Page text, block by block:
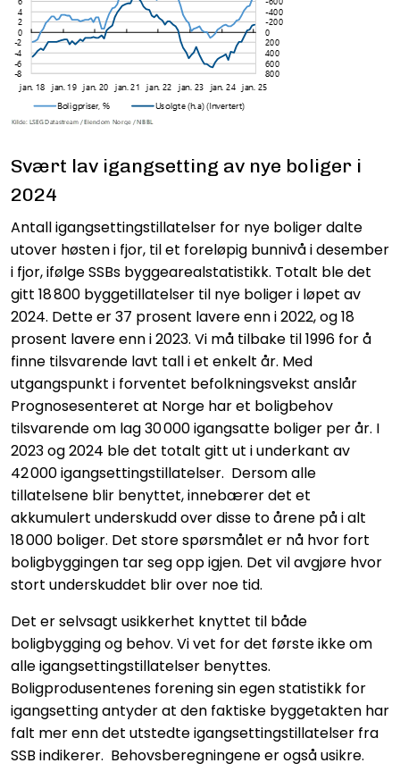
Svært lav igangsetting av nye boliger i
2024
Antall igangsettingstillatelser for nye boliger dalte
utover høsten i fjor, til et foreløpig bunnivå i desember
i fjor, ifølge SSBs byggearealstatistikk. Totalt ble det
gitt 18 800 byggetillatelser til nye boliger i løpet av
2024. Dette er 37 prosent lavere enn i 2022, og 18
prosent lavere enn i 2023. Vi må tilbake til 1996 for å
finne tilsvarende lavt tall i et enkelt år. Med
utgangspunkt i forventet befolkningsvekst anslår
Prognosesenteret at Norge har et boligbehov
tilsvarende om lag 30 000 igangsatte boliger per år. I
2023 og 2024 ble det totalt gitt ut i underkant av
42 000 igangsettingstillatelser. Dersom alle
tillatelsene blir benyttet, innebærer det et
akkumulert underskudd over disse to årene på i alt
18 000 boliger. Det store spørsmålet er nå hvor fort
boligbyggingen tar seg opp igjen. Det vil avgjøre hvor
stort underskuddet blir over noe tid.
Det er selvsagt usikkerhet knyttet til både
boligbygging og behov. Vi vet for det første ikke om
alle igangsettingstillatelser benyttes.
Boligprodusentenes forening sin egen statistikk for
igangsetting antyder at den faktiske byggetakten har
falt mer enn det utstedte igangsettingstillatelser fra
SSB indikerer. Behovsberegningene er også usikre.